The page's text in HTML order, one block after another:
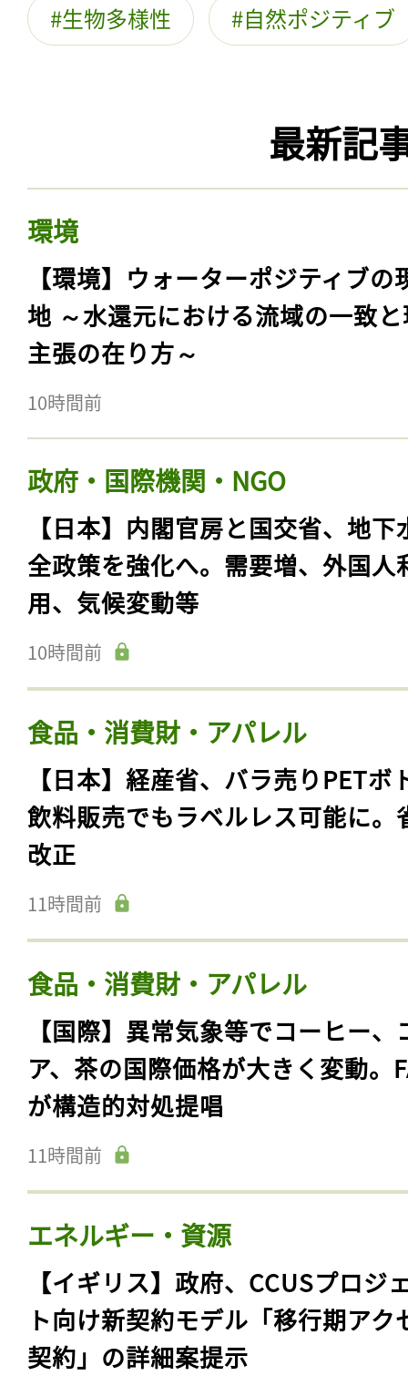
生物多様性 自然ポジティブ
最新記
環境
【環境】ウォーターポジティブの
地 ～水還元における流域の一致
主張の在り方～
10時間前
政府・国際機関・NGO
【日本】内閣官房と国交省、地下
全政策を強化へ。需要増、外国人
用、気候変動等
10時間前
食品・消費財・アパレル
【日本】経産省、バラ売りPETボ
飲料販売でもラベルレス可能に。
改正
11時間前
食品・消費財・アパレル
【国際】異常気象等でコーヒー、
ア、茶の国際価格が大きく変動。
が構造的対処提唱
11時間前
エネルギー・資源
【イギリス】政府、CCUSプロジ
ト向け新契約モデル「移行期アク
契約」の詳細案提示